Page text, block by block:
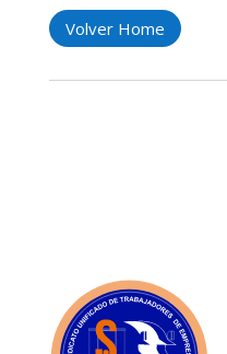
Volver Home